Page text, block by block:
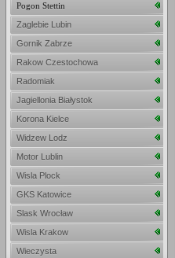
Pogon Stettin
Zaglebie Lubin
Gornik Zabrze
Rakow Czestochowa
Radomiak
Jagiellonia Białystok
Korona Kielce
Widzew Lodz
Motor Lublin
Wisla Plock
GKS Katowice
Slask Wrocław
Wisla Krakow
Wieczysta